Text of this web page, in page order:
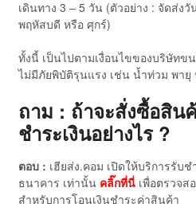
เดินทาง 3 – 5 วัน (ตัวอย่าง : จัดส่ง
พฤหัสบดี หรือ ศุกร์)
ทั้งนี้ เป็นไปตามเงื่อนไขของบริษัท
ไม่มีภัยพิบัติรุนแรง เช่น น้ำท่วม พายุ
ถาม : ถ้าจะสั่งซื้อสิน
ชำระเงินอย่างไร ?
ตอบ : เฮียส่ง.คอม เปิดให้บริการรับ
ธนาคาร เท่านั้น คลิ๊กที่นี่เพื่อตรวจส
สำหรับการโอนเงินชำระค่าสินค้า